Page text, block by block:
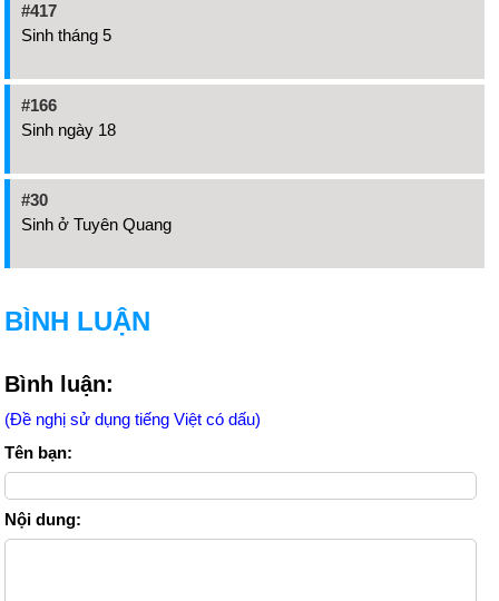
#417
Sinh tháng 5
#166
Sinh ngày 18
#30
Sinh ở Tuyên Quang
BÌNH LUẬN
Bình luận:
(Đề nghị sử dụng tiếng Việt có dấu)
Tên bạn:
Nội dung: